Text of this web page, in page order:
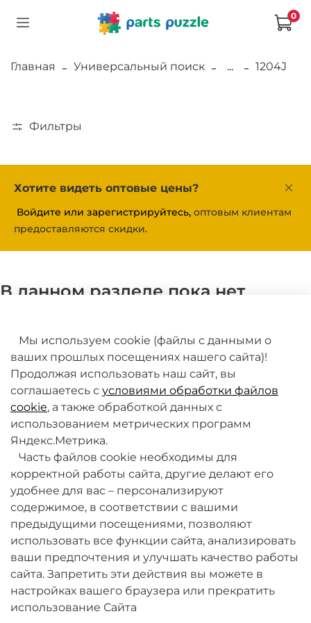
0
Главная Универсальный поиск ... 1204J
Фильтры
Хотите видеть оптовые цены?
Войдите или зарегистрируйтесь, оптовым клиентам
предоставляются скидки.
В данном разделе пока нет
О компании
Товары и услуги
+7 (495) 789-38-95
09:00 - 18:00 (будни, по МСК)
Мы используем cookie (файлы с данными о
ваших прошлых посещениях нашего сайта)!
Продолжая использовать наш сайт, вы
соглашаетесь с условиями обработки файлов
cookie, а также обработкой данных с
использованием метрических программ
Яндекс.Метрика.
Часть файлов cookie необходимы для
корректной работы сайта, другие делают его
удобнее для вас – персонализируют
содержимое, в соответствии с вашими
предыдущими посещениями, позволяют
использовать все функции сайта, анализировать
ваши предпочтения и улучшать качество работы
сайта. Запретить эти действия вы можете в
настройках вашего браузера или прекратить
использование Сайта